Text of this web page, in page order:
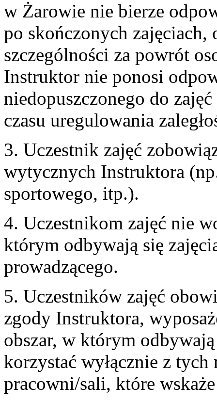
w Żarowie nie bierze
po skończonych zajęciach,
szczególności za powrót
Instruktor nie ponosi
niedopuszczonego do
czasu uregulowania
3. Uczestnik zajęć
wytycznych Instruktora
sportowego, itp.).
4. Uczestnikom zajęć nie
którym odbywają się
prowadzącego.
5. Uczestników zajęć
zgody Instruktora,
obszar, w którym
korzystać wyłącznie z tych
pracowni/sali, które